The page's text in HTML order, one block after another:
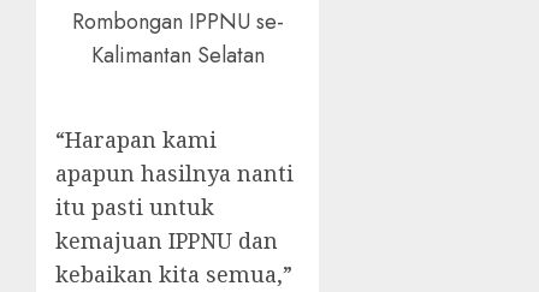
Rombongan IPPNU se-
Kalimantan Selatan
“Harapan kami
apapun hasilnya nanti
itu pasti untuk
kemajuan IPPNU dan
kebaikan kita semua,”